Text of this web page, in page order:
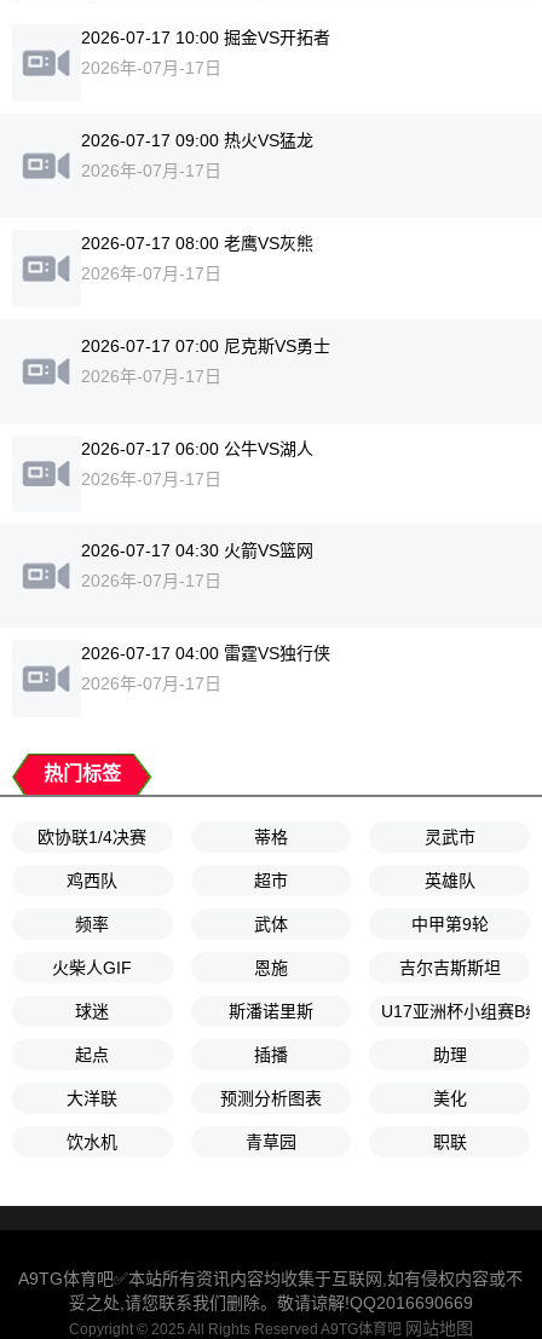
2026-07-17 10:00 掘金VS开拓者
2026年-07月-17日
2026-07-17 09:00 热火VS猛龙
2026年-07月-17日
2026-07-17 08:00 老鹰VS灰熊
2026年-07月-17日
2026-07-17 07:00 尼克斯VS勇士
2026年-07月-17日
2026-07-17 06:00 公牛VS湖人
2026年-07月-17日
2026-07-17 04:30 火箭VS篮网
2026年-07月-17日
2026-07-17 04:00 雷霆VS独行侠
2026年-07月-17日
热门标签
欧协联1/4决赛 蒂格 灵武市
鸡西队 超市 英雄队
频率 武体 中甲第9轮
火柴人GIF 恩施 吉尔吉斯斯坦
球迷 斯潘诺里斯 U17亚洲杯小组赛B
起点 插播 助理
大洋联 预测分析图表 美化
饮水机 青草园 职联
A9TG体育吧✅本站所有资讯内容均收集于互联网,如有侵权内容或不
妥之处,请您联系我们删除。敬请谅解!QQ2016690669
Copyright © 2025 All Rights Reserved A9TG体育吧 网站地图